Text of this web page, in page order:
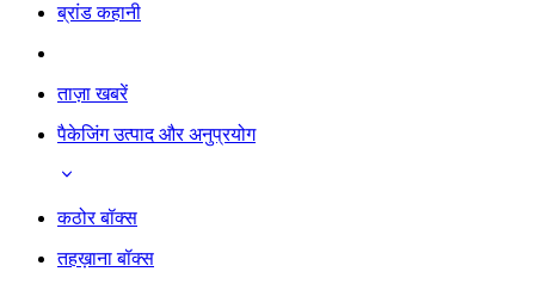
ब्रांड कहानी
ताज़ा खबरें
पैकेजिंग उत्पाद और अनुप्रयोग
कठोर बॉक्स
तहख़ाना बॉक्स